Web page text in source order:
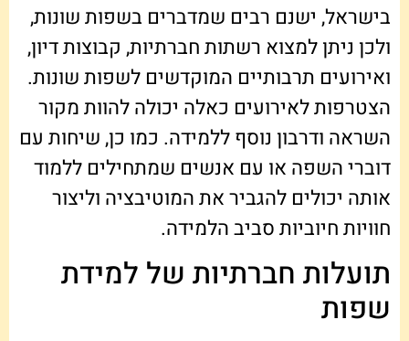
בישראל, ישנם רבים שמדברים בשפות שונות,
ולכן ניתן למצוא רשתות חברתיות, קבוצות דיון,
ואירועים תרבותיים המוקדשים לשפות שונות.
הצטרפות לאירועים כאלה יכולה להוות מקור
השראה ודרבון נוסף ללמידה. כמו כן, שיחות עם
דוברי השפה או עם אנשים שמתחילים ללמוד
אותה יכולים להגביר את המוטיבציה וליצור
חוויות חיוביות סביב הלמידה.
תועלות חברתיות של למידת
שפות